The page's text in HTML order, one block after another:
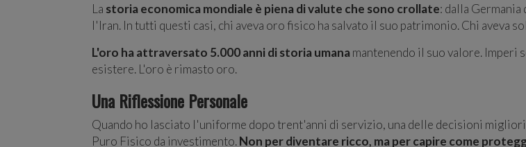
La storia economica mondiale è piena di valute che sono crollate: dalla
l'Iran. In tutti questi casi, chi aveva oro fisico ha salvato il suo patrimonio. Chi aveva
L'oro ha attraversato 5.000 anni di storia umana mantenendo il suo valore. Imperi
esistere. L'oro è rimasto oro.
Una Riflessione Personale
Quando ho lasciato l'uniforme dopo trent'anni di servizio, una delle decisioni
Puro Fisico da investimento.Non per diventare ricco, ma per capire come